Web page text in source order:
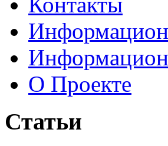
О Проекте
Статьи